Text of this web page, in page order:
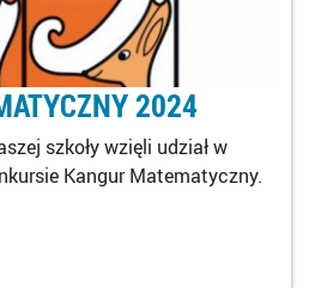
2024
szkoły wzięli udział w
Kangur Matematyczny.